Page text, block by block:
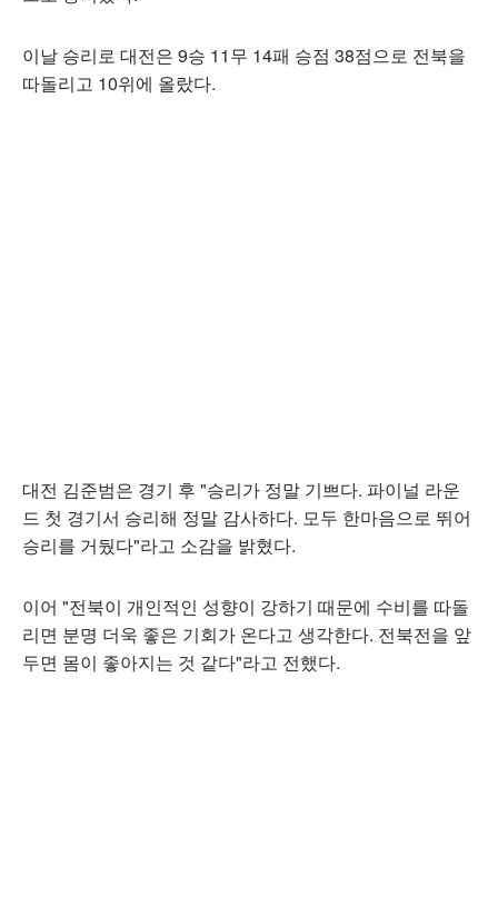
이날 승리로 대전은 9승 11무 14패 승점 38점으로 전북을
따돌리고 10위에 올랐다.
대전 김준범은 경기 후 "승리가 정말 기쁘다. 파이널 라운
드 첫 경기서 승리해 정말 감사하다. 모두 한마음으로 뛰어
승리를 거뒀다"라고 소감을 밝혔다.
이어 "전북이 개인적인 성향이 강하기 때문에 수비를 따돌
리면 분명 더욱 좋은 기회가 온다고 생각한다. 전북전을 앞
두면 몸이 좋아지는 것 같다"라고 전했다.